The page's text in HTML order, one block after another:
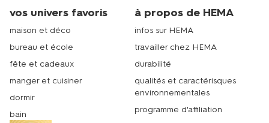
vos univers favoris
maison et déco
bureau et école
fête et cadeaux
manger et cuisiner
dormir
bain
à propos de HEMA
infos sur HEMA
travailler chez HEMA
durabilité
qualités et caractérisques
environnementales
programme d'affiliation